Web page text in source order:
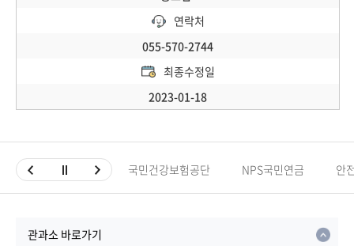
연락처
055-570-2744
최종수정일
2023-01-18
국민건강보험공단 NPS국민연금 안
관과소 바로가기